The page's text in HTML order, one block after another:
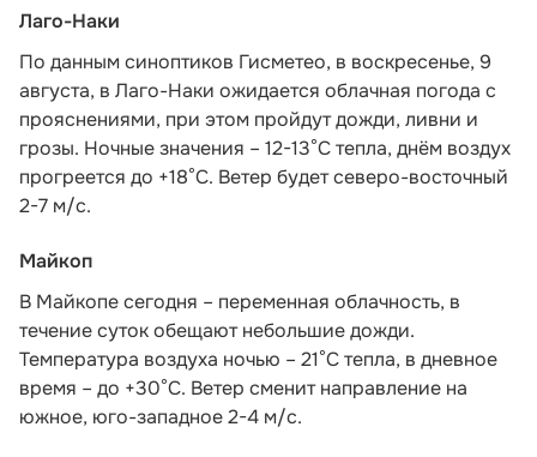
Лаго-Наки
По данным синоптиков Гисметео, в воскресенье, 9
августа, в Лаго-Наки ожидается облачная погода с
прояснениями, при этом пройдут дожди, ливни и
грозы. Ночные значения – 12-13°С тепла, днём воздух
прогреется до +18°С. Ветер будет северо-восточный
2-7 м/с.
Майкоп
В Майкопе сегодня – переменная облачность, в
течение суток обещают небольшие дожди.
Температура воздуха ночью – 21°С тепла, в дневное
время – до +30°С. Ветер сменит направление на
южное, юго-западное 2-4 м/с.